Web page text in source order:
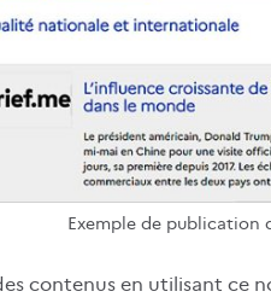
Exemple de publication
contenus en utilisant ce